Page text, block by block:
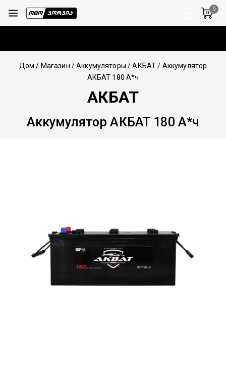
0
Дом / Магазин /Аккумуляторы / АКБАТ / Аккумулятор
АКБАТ 180 А*ч
АКБАТ
Аккумулятор АКБАТ 180 А*ч